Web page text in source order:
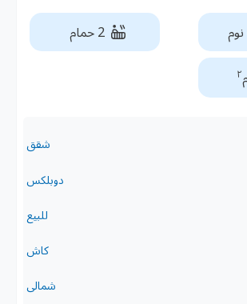
2 حمام
٢
شقق
دوبلكس
للبيع
كاش
شمالى